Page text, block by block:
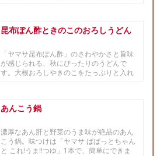
昆布ぽん酢ときのこのおろしうどん
「ヤマサ昆布ぽん酢」のさわやかさと旨味
が感じられる、秋にぴったりのうどんで
す。大根おろしやきのこをたっぷりと入れ
あんこう鍋
濃厚なあん肝と野菜のうま味が絶品のあん
こう鍋。味つけは「ヤマサ ぱぱっとちゃん
と これ!うま!!つゆ」1本で、簡単にできま